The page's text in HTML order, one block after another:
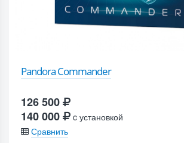
Pandora Commander
126 500
140 000
c установкой
Сравнить